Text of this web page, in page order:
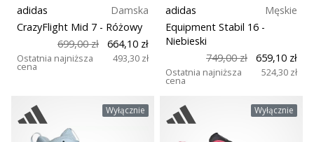
adidas
Damska
CrazyFlight Mid 7 - Różowy
699,00 zł
664,10 zł
Ostatnia najniższa
cena
493,30 zł
adidas
Męskie
Equipment Stabil 16 -
Niebieski
749,00 zł
659,10 zł
Ostatnia najniższa
cena
524,30 zł
Wyłącznie Wyłącznie